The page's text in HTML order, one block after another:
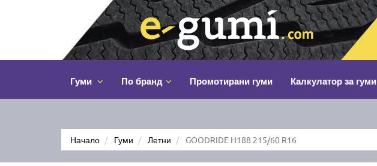
Гуми По бранд Промотирани гуми Калкулатор за гуми
Начало Гуми Летни GOODRIDE H188 215/60 R16